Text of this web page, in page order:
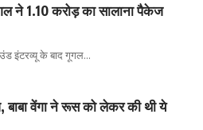
ने 1.10 करोड़ का सालाना पैकेज
इंटरव्यू के बाद गूगल…
बाबा वेंगा ने रूस को लेकर की थी ये